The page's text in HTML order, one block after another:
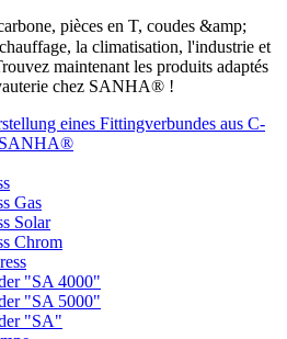
pièces en T, coudes &amp;
la climatisation, l'industrie et
maintenant les produits adaptés
chez SANHA® !
Gas
Solar
Chrom
"SA 4000"
"SA 5000"
"SA"